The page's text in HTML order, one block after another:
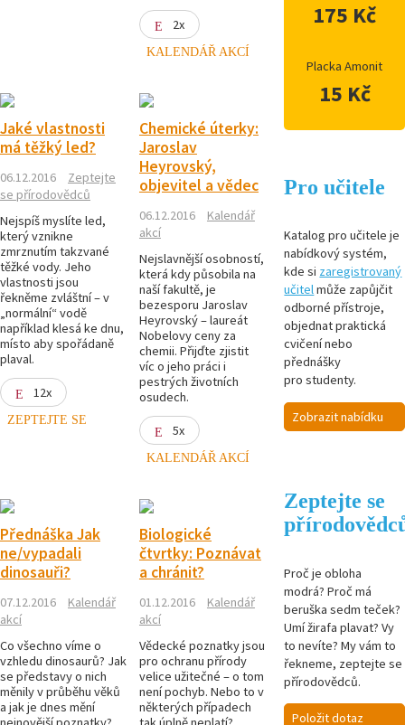
2x
KALENDÁŘ AKCÍ
Jaké vlastnosti
má těžký led?
06.12.2016
Zeptejte
se přírodovědců
Nejspíš myslíte led,
který vznikne
zmrznutím takzvané
těžké vody. Jeho
vlastnosti jsou
řekněme zvláštní – v
„normální“ vodě
například klesá ke dnu,
místo aby spořádaně
plaval.
12x
ZEPTEJTE SE
Chemické úterky:
Jaroslav
Heyrovský,
objevitel a vědec
06.12.2016
Kalendář
akcí
Nejslavnější osobností,
která kdy působila na
naší fakultě, je
bezesporu Jaroslav
Heyrovský – laureát
Nobelovy ceny za
chemii. Přijďte zjistit
víc o jeho práci i
pestrých životních
osudech.
5x
KALENDÁŘ AKCÍ
Přednáška Jak
ne/vypadali
dinosauři?
07.12.2016
Kalendář
akcí
Co všechno víme o
vzhledu dinosaurů? Jak
se představy o nich
měnily v průběhu věků
a jak je dnes mění
Biologické
čtvrtky: Poznávat
a chránit?
01.12.2016
Kalendář
akcí
Vědecké poznatky jsou
pro ochranu přírody
velice užitečné – o tom
není pochyb. Nebo to v
některých případech
175 Kč
Placka Amonit
15 Kč
Pro učitele
Katalog pro učitele je
nabídkový systém,
kde si zaregistrovaný
učitelmůže zapůjčit
odborné přístroje,
objednat praktická
cvičení nebo
přednášky
pro studenty.
Zobrazit nabídku
Zeptejte se
Proč je obloha
modrá? Proč má
beruška sedm teček?
Umí žirafa plavat? Vy
to nevíte? My vám to
řekneme, zeptejte se
přírodovědců.
Položit dotaz